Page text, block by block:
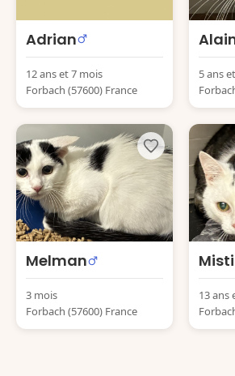
Adrian
12 ans et 7 mois
Forbach (57600) France
5 ans
Melman
3 mois
Forbach (57600) France
13 ans